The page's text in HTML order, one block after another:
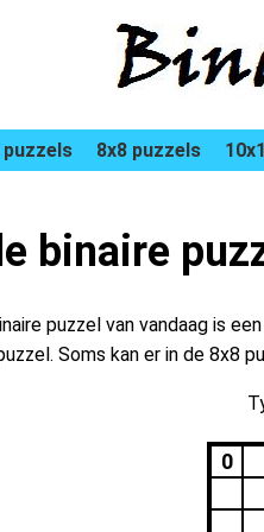
puzzels 8x8 puzzels
binaire
puzzel van vandaag is
Soms kan er in de 8x8
0